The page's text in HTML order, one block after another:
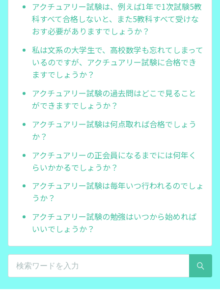
アクチュアリー試験は、例えば1年で1次試験5教
科すべて合格しないと、また5教科すべて受けな
おす必要がありますでしょうか？
私は文系の大学生で、高校数学も忘れてしまって
いるのですが、アクチュアリー試験に合格でき
ますでしょうか？
アクチュアリー試験の過去問はどこで見ること
ができますでしょうか？
アクチュアリー試験は何点取れば合格でしょう
か？
アクチュアリーの正会員になるまでには何年く
らいかかるでしょうか？
アクチュアリー試験は毎年いつ行われるのでしょ
うか？
アクチュアリー試験の勉強はいつから始めれば
いいでしょうか？